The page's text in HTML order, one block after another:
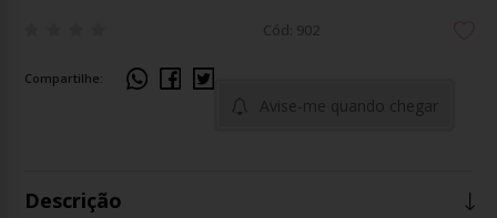
Cód: 902
Avise-me quando chegar
Compartilhe:
Descrição